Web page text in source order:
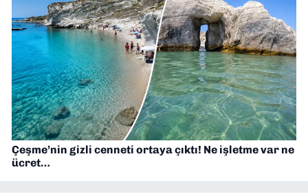
Çeşme’nin gizli cenneti ortaya çıktı! Ne işletme var ne
ücret…